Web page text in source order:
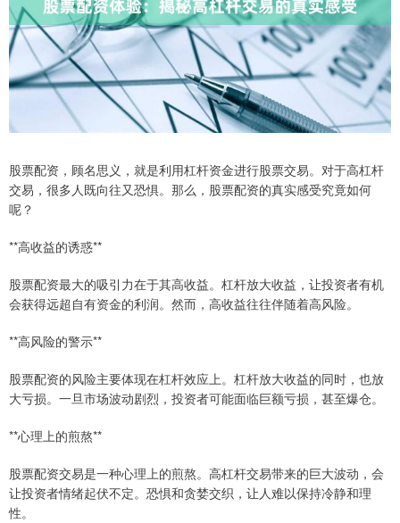
股票配资，顾名思义，就是利用杠杆资金进行股票交易。对于高杠杆
交易，很多人既向往又恐惧。那么，股票配资的真实感受究竟如何
呢？
**高收益的诱惑**
股票配资最大的吸引力在于其高收益。杠杆放大收益，让投资者有机
会获得远超自有资金的利润。然而，高收益往往伴随着高风险。
**高风险的警示**
股票配资的风险主要体现在杠杆效应上。杠杆放大收益的同时，也放
大亏损。一旦市场波动剧烈，投资者可能面临巨额亏损，甚至爆仓。
**心理上的煎熬**
股票配资交易是一种心理上的煎熬。高杠杆交易带来的巨大波动，会
让投资者情绪起伏不定。恐惧和贪婪交织，让人难以保持冷静和理
性。